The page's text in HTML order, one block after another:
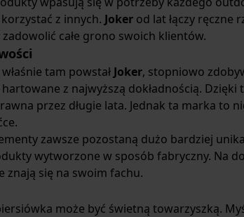
z innych. Joker od lat łączy ręczne
całe grono swoich klientów.
tam powstał Joker, stopniowo
z najwyższą dokładnością. Dzięki
przez długie lata. Jednak ta marka to
zawsze pozostaną dużo bardziej
wytworzone w sposób fabryczny. Na
się na swoim fachu.
może być świetną towarzyszką.